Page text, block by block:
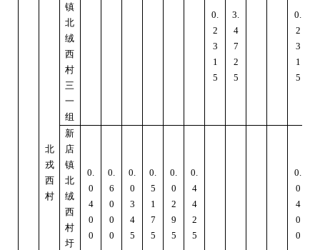
北
戎
西
村
镇
北
绒
西
村
三
一
组
0.
2
3
1
5
3.
4
7
2
5
0.
2
3
1
5
新
店
镇
北
绒
西
村
圩
0.
0
4
0
0
0.
6
0
0
0
0.
0
3
4
5
0.
5
1
7
5
0.
0
2
9
5
0.
4
4
2
5
0.
0
4
0
0